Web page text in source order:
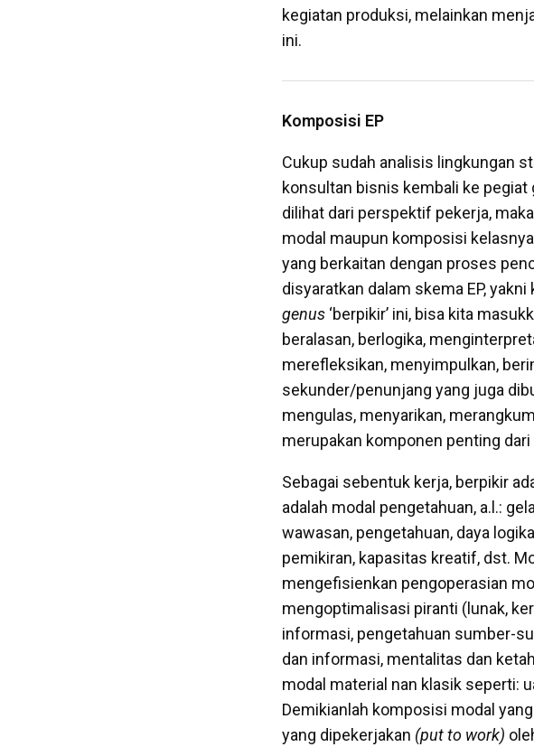
kegiatan produksi, melainkan
ini.
Komposisi EP
Cukup sudah analisis lingkungan
konsultan bisnis kembali ke pegiat
dilihat dari perspektif pekerja,
modal maupun komposisi
yang berkaitan dengan proses
disyaratkan dalam skema EP,
genus ‘berpikir’ ini, bisa kita
beralasan, berlogika,
merefleksikan, menyimpulkan,
sekunder/penunjang yang juga
mengulas, menyarikan,
merupakan komponen penting
Sebagai sebentuk kerja, berpikir
adalah modal pengetahuan, a.l.:
wawasan, pengetahuan, daya
pemikiran, kapasitas kreatif, dst.
mengefisienkan pengoperasian
mengoptimalisasi piranti (lunak,
informasi, pengetahuan sumber-
dan informasi, mentalitas dan
modal material nan klasik seperti:
Demikianlah komposisi modal
yang dipekerjakan (put to work)